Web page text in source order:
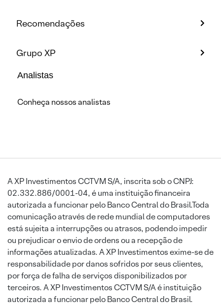
Recomendações
Grupo XP
Analistas
Conheça nossos analistas
A XP Investimentos CCTVM S/A, inscrita sob o CNPJ:
02.332.886/0001-04, é uma instituição financeira
autorizada a funcionar pelo Banco Central do Brasil.Toda
comunicação através de rede mundial de computadores
está sujeita a interrupções ou atrasos, podendo impedir
ou prejudicar o envio de ordens ou a recepção de
informações atualizadas. A XP Investimentos exime-se de
responsabilidade por danos sofridos por seus clientes,
por força de falha de serviços disponibilizados por
terceiros. A XP Investimentos CCTVM S/A é instituição
autorizada a funcionar pelo Banco Central do Brasil.